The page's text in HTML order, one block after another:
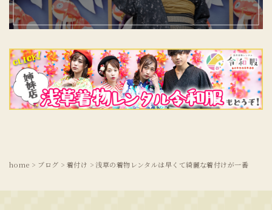
home > ブログ > 着付け >浅草の着物レンタルは早くて綺麗な着付けが一番